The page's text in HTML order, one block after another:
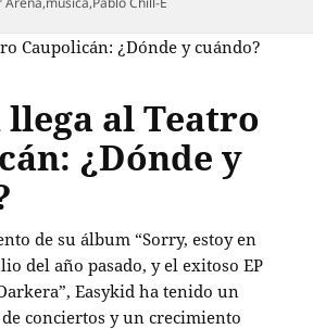
al Teatro
¿Dónde y
de su álbum “Sorry, estoy en
del año pasado, y el exitoso EP
Easykid ha tenido un
conciertos y un crecimiento